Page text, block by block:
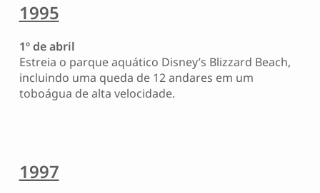
1995
1º de abril
Estreia o parque aquático Disney’s Blizzard Beach,
incluindo uma queda de 12 andares em um
toboágua de alta velocidade.
1997